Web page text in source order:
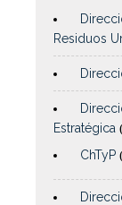
Residuos
Estratégica
ChTyP